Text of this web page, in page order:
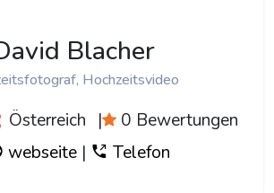
Blacher
Hochzeitsvideo
Österreich |
0 Bewertungen
webseite | Telefon